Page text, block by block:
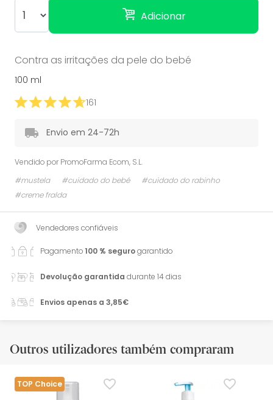
Adicionar
Contra as irritações da pele do bebé
100 ml
161
Envio em 24-72h
Vendido por PromoFarma Ecom, S.L.
#mustela
#cuidado do bebé
#cuidado do rabinho
#creme fralda
Vendedores confiáveis
Pagamento100 % segurogarantido
Devolução garantida durante 14 dias
Envios apenas a 3,85€
Outros utilizadores também compraram
TOP Choice